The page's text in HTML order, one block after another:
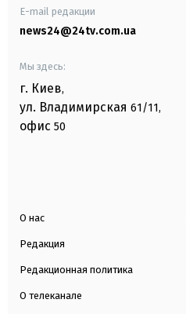
E-mail редакции
news24@24tv.com.ua
Мы здесь:
г. Киев,
ул. Владимирская 61/11,
офис 50
О нас
Редакция
Редакционная политика
О телеканале